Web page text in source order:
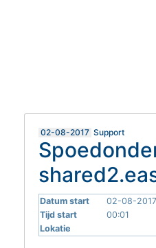
02-08-2017 Support
Datum start 02-08-2017
Tijd start
00:01
Lokatie